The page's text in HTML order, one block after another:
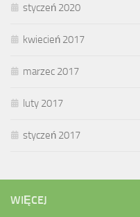
styczeń 2020
kwiecień 2017
marzec 2017
luty 2017
styczeń 2017
WIĘCEJ